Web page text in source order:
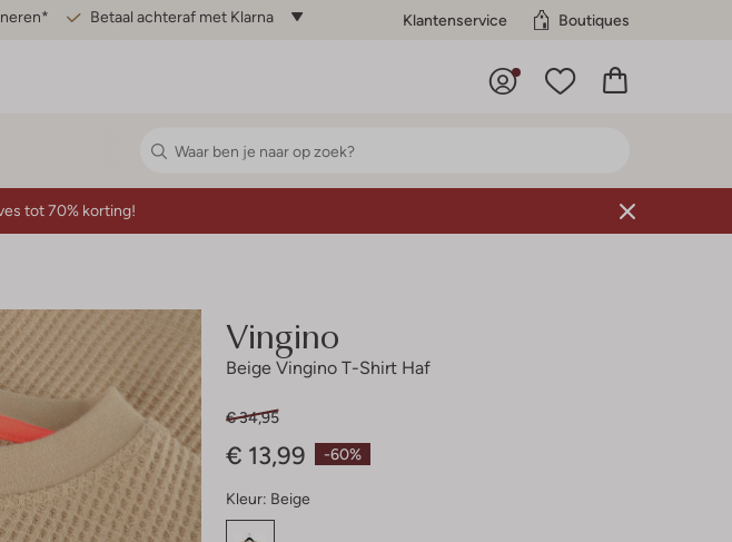
Betaal achteraf met Klarna Klantenservice Boutiques
tot 70% korting!
Vingino
Beige Vingino T-Shirt Haf
-60%
€ 34,95
€ 13,99
Kleur: Beige